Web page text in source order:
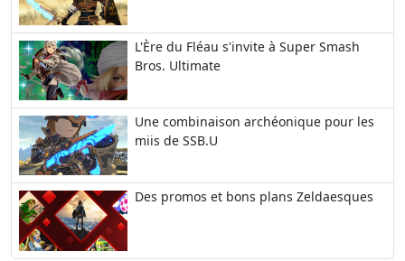
L'Ère du Fléau s'invite à Super Smash
Bros. Ultimate
Une combinaison archéonique pour les
miis de SSB.U
Des promos et bons plans Zeldaesques